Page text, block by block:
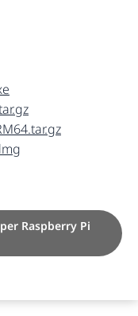
Raspberry Pi